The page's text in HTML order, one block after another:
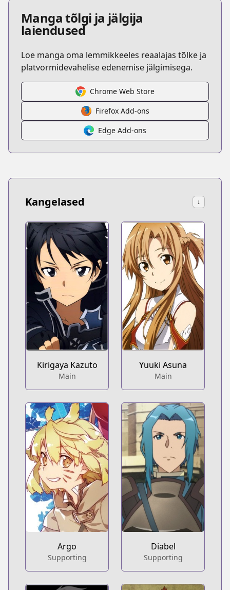
Manga tõlgi ja jälgija
laiendused
Loe manga oma lemmikkeeles reaalajas tõlke ja
platvormidevahelise edenemise jälgimisega.
Chrome Web Store
Firefox Add-ons
Edge Add-ons
Kangelased ↓
Kirigaya Kazuto
Main
Yuuki Asuna
Main
Argo
Supporting
Diabel
Supporting